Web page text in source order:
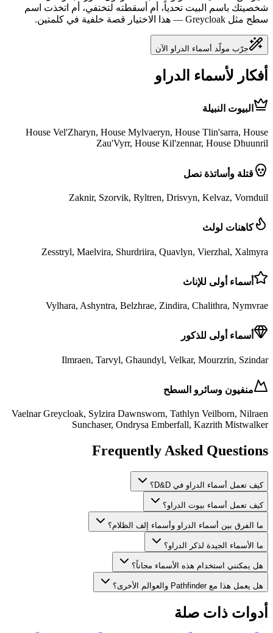
شخصيتك باسم البيت تحدياً، أم أسقطته لتختفي، أم اتخذت اسم
سطح مثل Greycloak — هذا الاختيار قصة خلفية في كلمتين.
جرّب مولّد أسماء الدراو الآن
أفكار لأسماء الدراو
البيوت النبيلة
House Vel'Zharyn, House Mylvaeryn, House Tlin'sarra, House
Zau'Vyrr, House Kil'zennar, House Dhuunril
قتلة وأساتذة نصل
Zaknir, Szorvik, Ryltren, Drisvyn, Kelvaz, Vornduil
كاهنات لولث
Zesstryl, Maelvira, Shurdriira, Quavlyn, Vierzhal, Xalmyra
أسماء أولى للإناث
Vylhara, Ashyntra, Belzhrae, Zindira, Chalithra, Nymvrae
أسماء أولى للذكور
Ilmraen, Tarvyl, Ghaundyl, Velkar, Mourzrin, Szindar
منفيون وسائرو السطح
Vaelnar Greycloak, Sylzira Dawnsworn, Tathlyn Veilborn, Nilraen
Sunchaser, Ondrysa Emberfall, Kazrith Mistwalker
Frequently Asked Questions
كيف تعمل أسماء الدراو في D&D؟
كيف تعمل أسماء بيوت الدراو؟
ما الفرق بين أسماء الدراو وأسماء إلف الظلام؟
ما الأسماء الجيدة لذكر الدراو؟
هل يمكنني استخدام هذه الأسماء مجاناً؟
هل يعمل هذا مع Pathfinder والعوالم الأخرى؟
أدوات ذات صلة